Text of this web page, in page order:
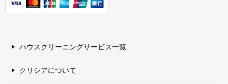
ハウスクリーニングサービス一覧
クリシアについて